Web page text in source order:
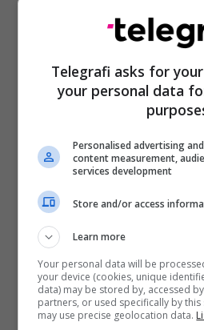
Telegrafi asks for
your personal data
Personalised advertising
content measurement,
services development
Store and/or access
Learn more
Your personal data will be
your device (cookies, unique
data) may be stored by, accessed
partners, or used specifically by
may use precise geolocation data.